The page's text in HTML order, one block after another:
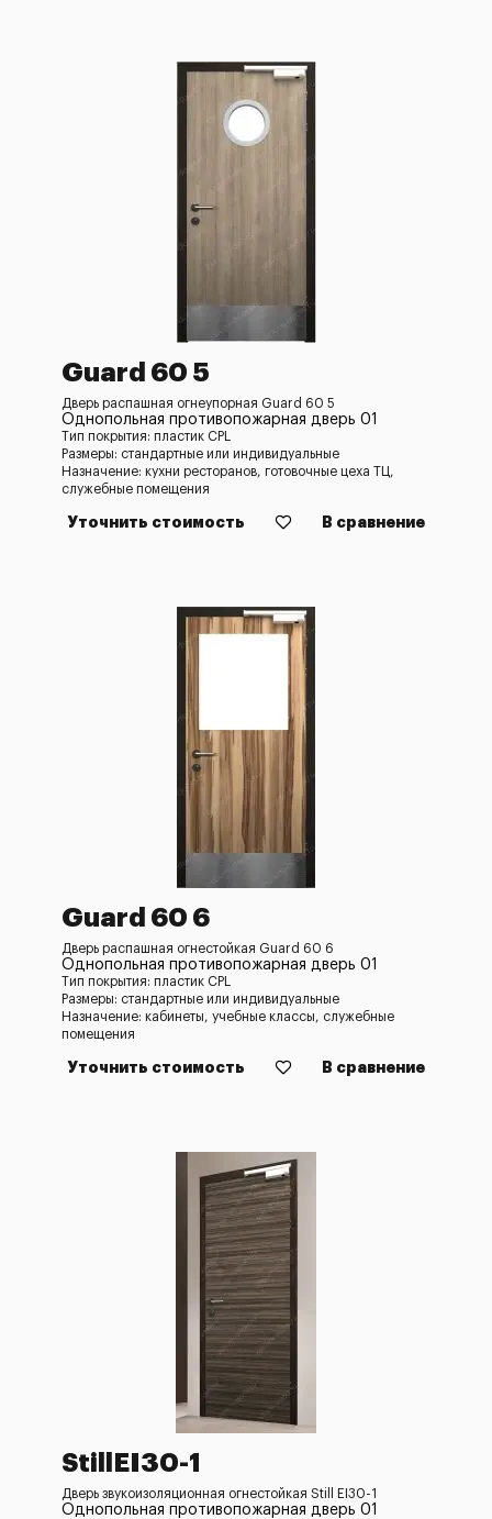
Guard 60 5
Дверь распашная огнеупорная Guard 60 5
Однопольная противопожарная дверь 01
Тип покрытия: пластик CPL
Размеры: стандартные или индивидуальные
Назначение: кухни ресторанов, готовочные цеха ТЦ,
служебные помещения
Уточнить стоимость В сравнение
Guard 60 6
Дверь распашная огнестойкая Guard 60 6
Однопольная противопожарная дверь 01
Тип покрытия: пластик CPL
Размеры: стандартные или индивидуальные
Назначение: кабинеты, учебные классы, служебные
помещения
Уточнить стоимость В сравнение
StillEI30-1
Дверь звукоизоляционная огнестойкая Still EI30-1
Однопольная противопожарная дверь 01